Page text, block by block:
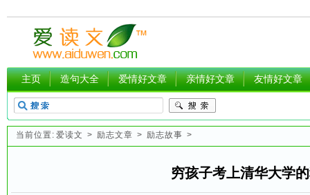
主页 造句大全 爱情好文章 亲情好文章 友情好文章
当前位置: 爱读文 > 励志文章 > 励志故事 >
穷孩子考上清华大学